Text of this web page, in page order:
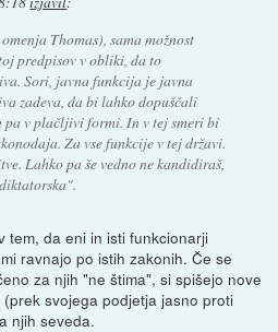
Thomas), sama možnost
predpisov v obliki, da to
Sori, javna funkcija je javna
zadeva, da bi lahko dopuščali
pa v plačljivi formi. In v tej smeri bi
Za vse funkcije v tej državi.
Lahko pa še vedno ne kandidiraš,
tem, da eni in isti funkcionarji
ravnajo po istih zakonih. Če se
za njih "ne štima", si spišejo nove
svojega podjetja jasno proti
njih seveda.